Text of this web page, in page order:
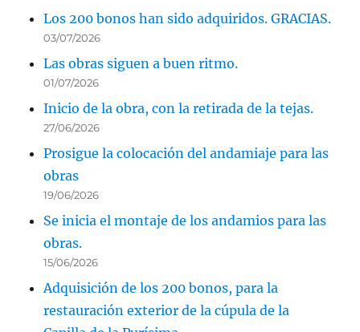
Los 200 bonos han sido adquiridos. GRACIAS.
03/07/2026
Las obras siguen a buen ritmo.
01/07/2026
Inicio de la obra, con la retirada de la tejas.
27/06/2026
Prosigue la colocación del andamiaje para las
obras
19/06/2026
Se inicia el montaje de los andamios para las
obras.
15/06/2026
Adquisición de los 200 bonos, para la
restauración exterior de la cúpula de la